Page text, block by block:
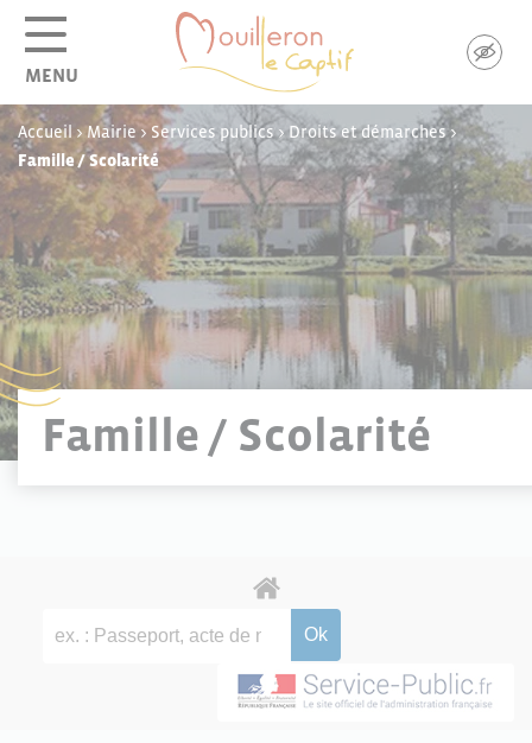
MENU
Accueil >Mairie> Services publics>Droits et démarches>
Famille / Scolarité
Famille / Scolarité
Panneau de gestion des cookies